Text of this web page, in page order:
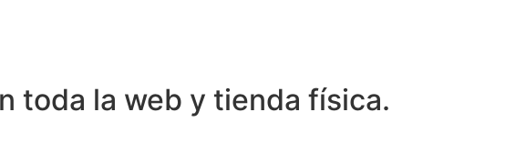
toda la web y tienda física.